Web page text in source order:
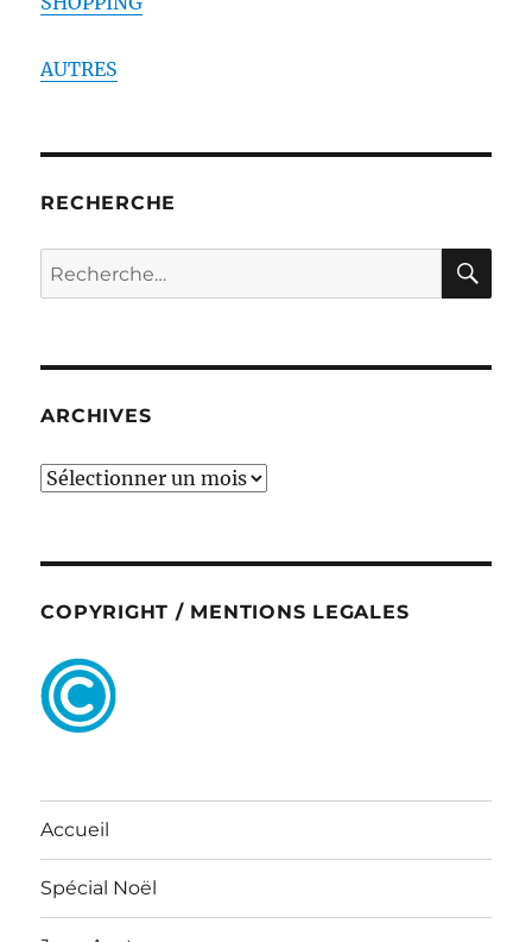
AUTRES
RECHERCHE
Recherche
pour :
ARCHIVES
ARCHIVES
COPYRIGHT / MENTIONS LEGALES
Accueil
Spécial Noël